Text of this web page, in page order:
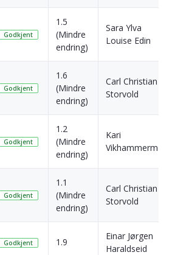
Godkjent
1.5
(Mindre
endring)
Sara Ylva
Louise Edin
Godkjent
1.6
(Mindre
endring)
Carl Christian
Storvold
Godkjent
1.2
(Mindre
endring)
Kari
Vikhammermo
Godkjent
1.1
(Mindre
endring)
Carl Christian
Storvold
Godkjent 1.9
Einar Jørgen
Haraldseid